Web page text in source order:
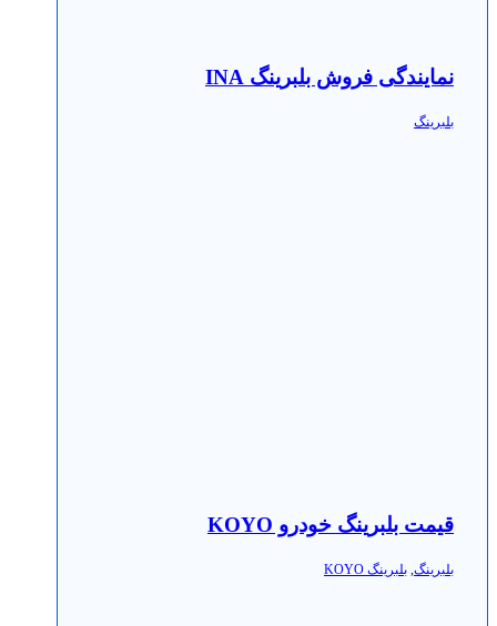
نمایندگی فروش بلبرینگ INA
بلبرینگ
قیمت بلبرینگ خودرو KOYO
بلبرینگ بلبرینگ KOYO